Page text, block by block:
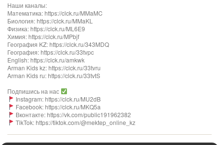
Наши каналы:
Математика: https://clck.ru/MMaMC
Биология: https://clck.ru/MMaKL
Физика: https://clck.ru/ML6E9
Химия: https://clck.ru/MPbjf
География KZ: https://clck.ru/343MDQ
География: https://clck.ru/33tvpc
English: https://clck.ru/amkwk
Arman Kids kz: https://clck.ru/33tvru
Arman Kids ru: https://clck.ru/33tvtS
Подпишись на нас
Instagram: https://clck.ru/MU2dB
Facebook: https://clck.ru/MKQ5a
Вконтакте: https://vk.com/public191962382
TikTok: https://tiktok.com/@mektep_online_kz